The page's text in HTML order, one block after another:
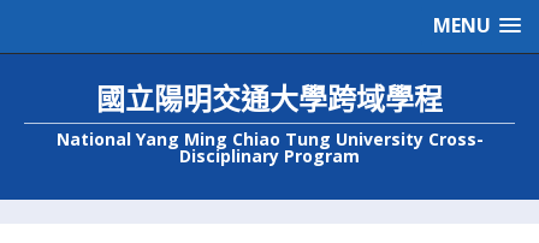
MENU
國立陽明交通大學跨域學程
National Yang Ming Chiao Tung University Cross-
Disciplinary Program